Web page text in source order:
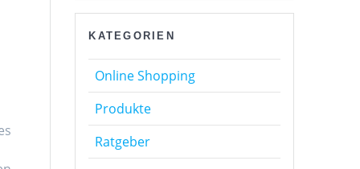
KATEGORIEN
Online Shopping
Produkte
Ratgeber